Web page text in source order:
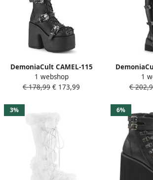
DemoniaCult CAMEL-115
Plateau Laarzen 36 Shoes
Zwart
1 webshop
€ 178,99 € 173,99
Plateau
35
1
€
3% 6%